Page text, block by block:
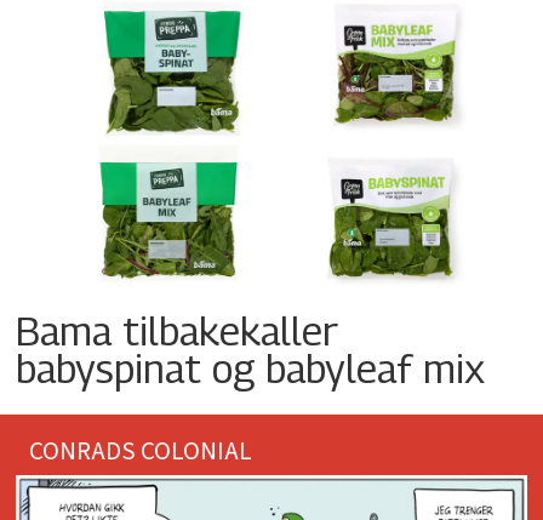
Bama tilbakekaller
babyspinat og babyleaf mix
CONRADS COLONIAL